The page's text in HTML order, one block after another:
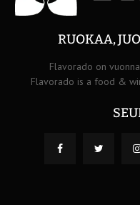
RUOKAA,
Flavorado on
Flavorado is a food &